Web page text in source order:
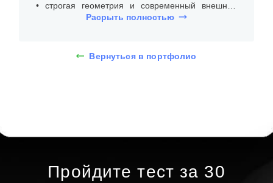
• строгая геометрия и современный внешний
эксплуатации.
встроенной светодиодной ленты 12 В,
Расрыть полностью
Вернуться в портфолио
Пройдите тест за 30